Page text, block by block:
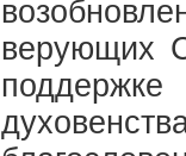
верующих